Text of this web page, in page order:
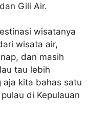
Gili Air.
wisatanya
wisata air,
dan masih
tau lebih
aja kita bahas satu
di Kepulauan